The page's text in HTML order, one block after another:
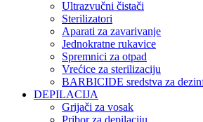
Ultrazvučni čistači
Sterilizatori
Aparati za zavarivanje
Jednokratne rukavice
Spremnici za otpad
Vrećice za sterilizaciju
BARBICIDE sredstva za
DEPILACIJA
Grijači za vosak
Pribor za depilaciju